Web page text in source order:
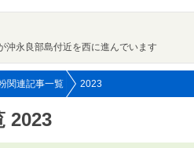
沖永良部島付近を西に進んでいます
関連記事一覧 2023
2023